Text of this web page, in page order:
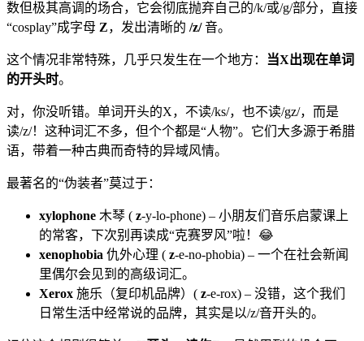
数但极其高调的场合，它会彻底抛弃自己的/k/或/g/部分，直接
“cosplay”成字母 Z，发出清晰的 /z/音。
这个情况非常特殊，几乎只发生在一个地方：
当X出现在单词
的开头时。
对，你没听错。单词开头的X，不读/ks/，也不读/gz/，而是
读/z/！这种词汇不多，但个个都是“人物”。它们大多源于希腊
语，带着一种古典而奇特的异域风情。
最著名的“伪装者”莫过于：
xylophone 木琴 ( z-y-lo-phone) – 小朋友们音乐启蒙课上
的常客，下次别再读成“克赛罗风”啦！😂
xenophobia 仇外心理 ( z-e-no-phobia) – 一个在社会新闻
里偶尔会见到的高级词汇。
Xerox 施乐（复印机品牌）( z-e-rox) – 没错，这个我们
日常生活中经常说的品牌，其实是以/z/音开头的。